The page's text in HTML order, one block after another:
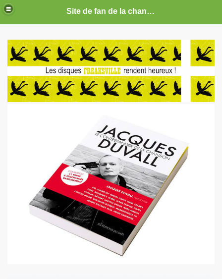
Site de fan de la chanteuse Marie France
: photos, documents, tracts, interviews, articles, etc.
2019 a decembre 2026.
2017 a decembre 2019.
2015 a juin 2016.
2015 a decembre 2015.
a juin 2015.
2014 a decembre 2014.
2014 a juin 2014.
2013 a decembre 2013.